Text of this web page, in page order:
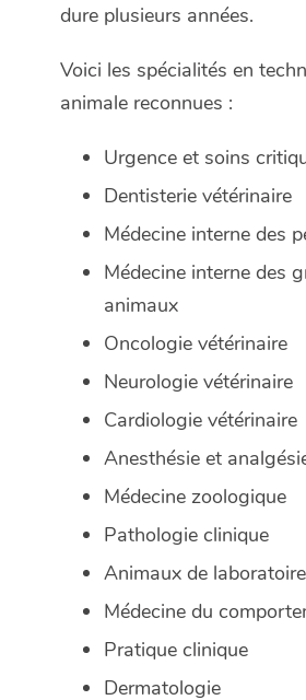
dure plusieurs années.
Voici les spécialités en
animale reconnues :
Urgence et soins
Dentisterie vétérinaire
Médecine interne des
Médecine interne des
animaux
Oncologie vétérinaire
Neurologie vétérinaire
Cardiologie vétérinaire
Anesthésie et
Médecine zoologique
Pathologie clinique
Animaux de laboratoire
Médecine du
Pratique clinique
Dermatologie